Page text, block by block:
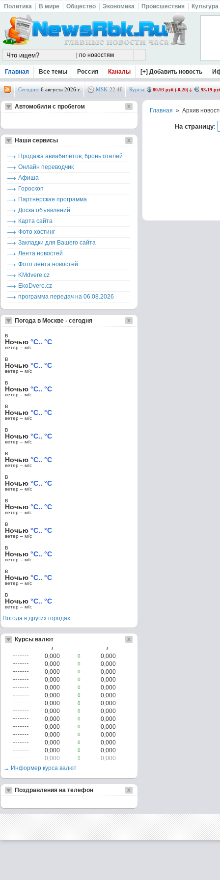
Политика В мире Общество Экономика Происшествия Культура
Главная Все темы Россия Каналы [+] Добавить новость
Сегодня: 6 августа 2026 г. MSK 22:40 Курсы: 80.93 руб (-0.20) 93.19
Главная » Архив
На страницу:
Автомобили с пробегом
Наши сервисы
Продажа авиабилетов, бронь отелей
Онлайн переводчик
Афиша
Гороскоп
Партнёрская программа
Доска объявлений
Карта сайта
Фото хостинг
Закладки для Вашего сайта
Лента новостей
Фото лента новостей
KMdvere.cz
EkoDvere.cz
программа передач на 06.08.2026
Погода в Москве - сегодня
в
Ночью °C.. °C
ветер – м/c
в
Ночью °C.. °C
ветер – м/c
в
Ночью °C.. °C
ветер – м/c
в
Ночью °C.. °C
ветер – м/c
в
Ночью °C.. °C
ветер – м/c
в
Ночью °C.. °C
ветер – м/c
в
Ночью °C.. °C
ветер – м/c
в
Ночью °C.. °C
ветер – м/c
в
Ночью °C.. °C
ветер – м/c
в
Ночью °C.. °C
ветер – м/c
в
Ночью °C.. °C
ветер – м/c
в
Ночью °C.. °C
ветер – м/c
Погода в других городах
Курсы валют
/ /
0,000 0
0,000
0,000
0
0,000
0,000
0
0,000
0,000
0
0,000
0,000
0
0,000
0,000
0
0,000
0,000
0
0,000
0,000
0
0,000
0,000
0
0,000
0,000
0
0,000
0,000
0
0,000
0,000
0
0,000
0,000
0
0,000
0,000
0
0,000
→ Информер курса валют
Поздравления на телефон